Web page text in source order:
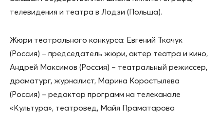
телевидения и театра в Лодзи (Польша).
Жюри театрального конкурса: Евгений Ткачук
(Россия) – председатель жюри, актер театра и кино,
Андрей Максимов (Россия) – театральный режиссер,
драматург, журналист, Марина Коростылева
(Россия) – редактор программ на телеканале
«Культура», театровед, Майя Праматарова